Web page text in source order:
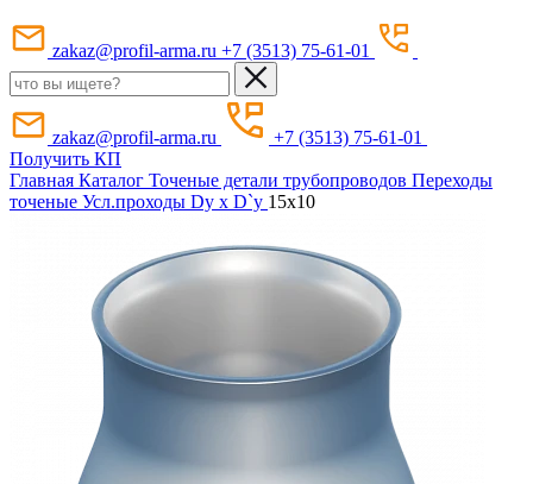
zakaz@profil-arma.ru +7 (3513) 75-61-01
zakaz@profil-arma.ru
+7 (3513) 75-61-01
Получить КП
Главная Каталог Точеные детали трубопроводов Переходы
точеные Усл.проходы Dy х D`y 15x10